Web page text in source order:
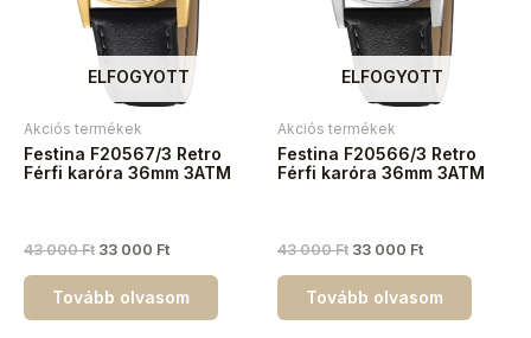
ELFOGYOTT
Akciós termékek
Festina F20567/3 Retro
Férfi karóra 36mm 3ATM
43 000Ft 33 000 Ft
Tovább olvasom
ELFOGYOTT
Akciós termékek
Festina F20566/3 Retro
Férfi karóra 36mm 3ATM
43 000Ft 33 000 Ft
Tovább olvasom